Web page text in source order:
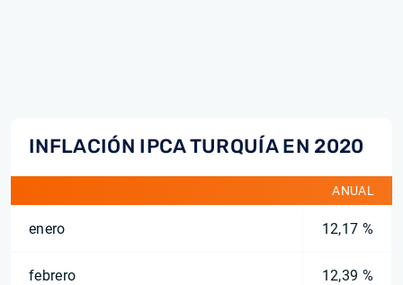
INFLACIÓN IPCA TURQUÍA EN 2020
ANUAL
enero 12,17 %
febrero 12,39 %